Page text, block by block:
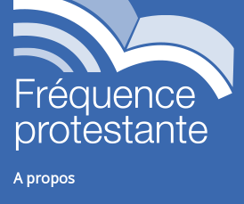
A propos